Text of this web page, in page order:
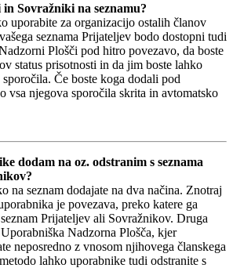
Sovražniki na seznamu?
uporabite za organizacijo ostalih članov
seznama Prijateljev bodo dostopni tudi
Plošči pod hitro povezavo, da boste
status prisotnosti in da jim boste lahko
Če boste koga dodali pod
vsa njegova sporočila skrita in avtomatsko
dodam na oz. odstranim s seznama
na seznam dodajate na dva načina. Znotraj
je povezava, preko katere ga
Prijateljev ali Sovražnikov. Druga
Nadzorna Plošča, kjer
neposredno z vnosom njihovega članskega
lahko uporabnike tudi odstranite s